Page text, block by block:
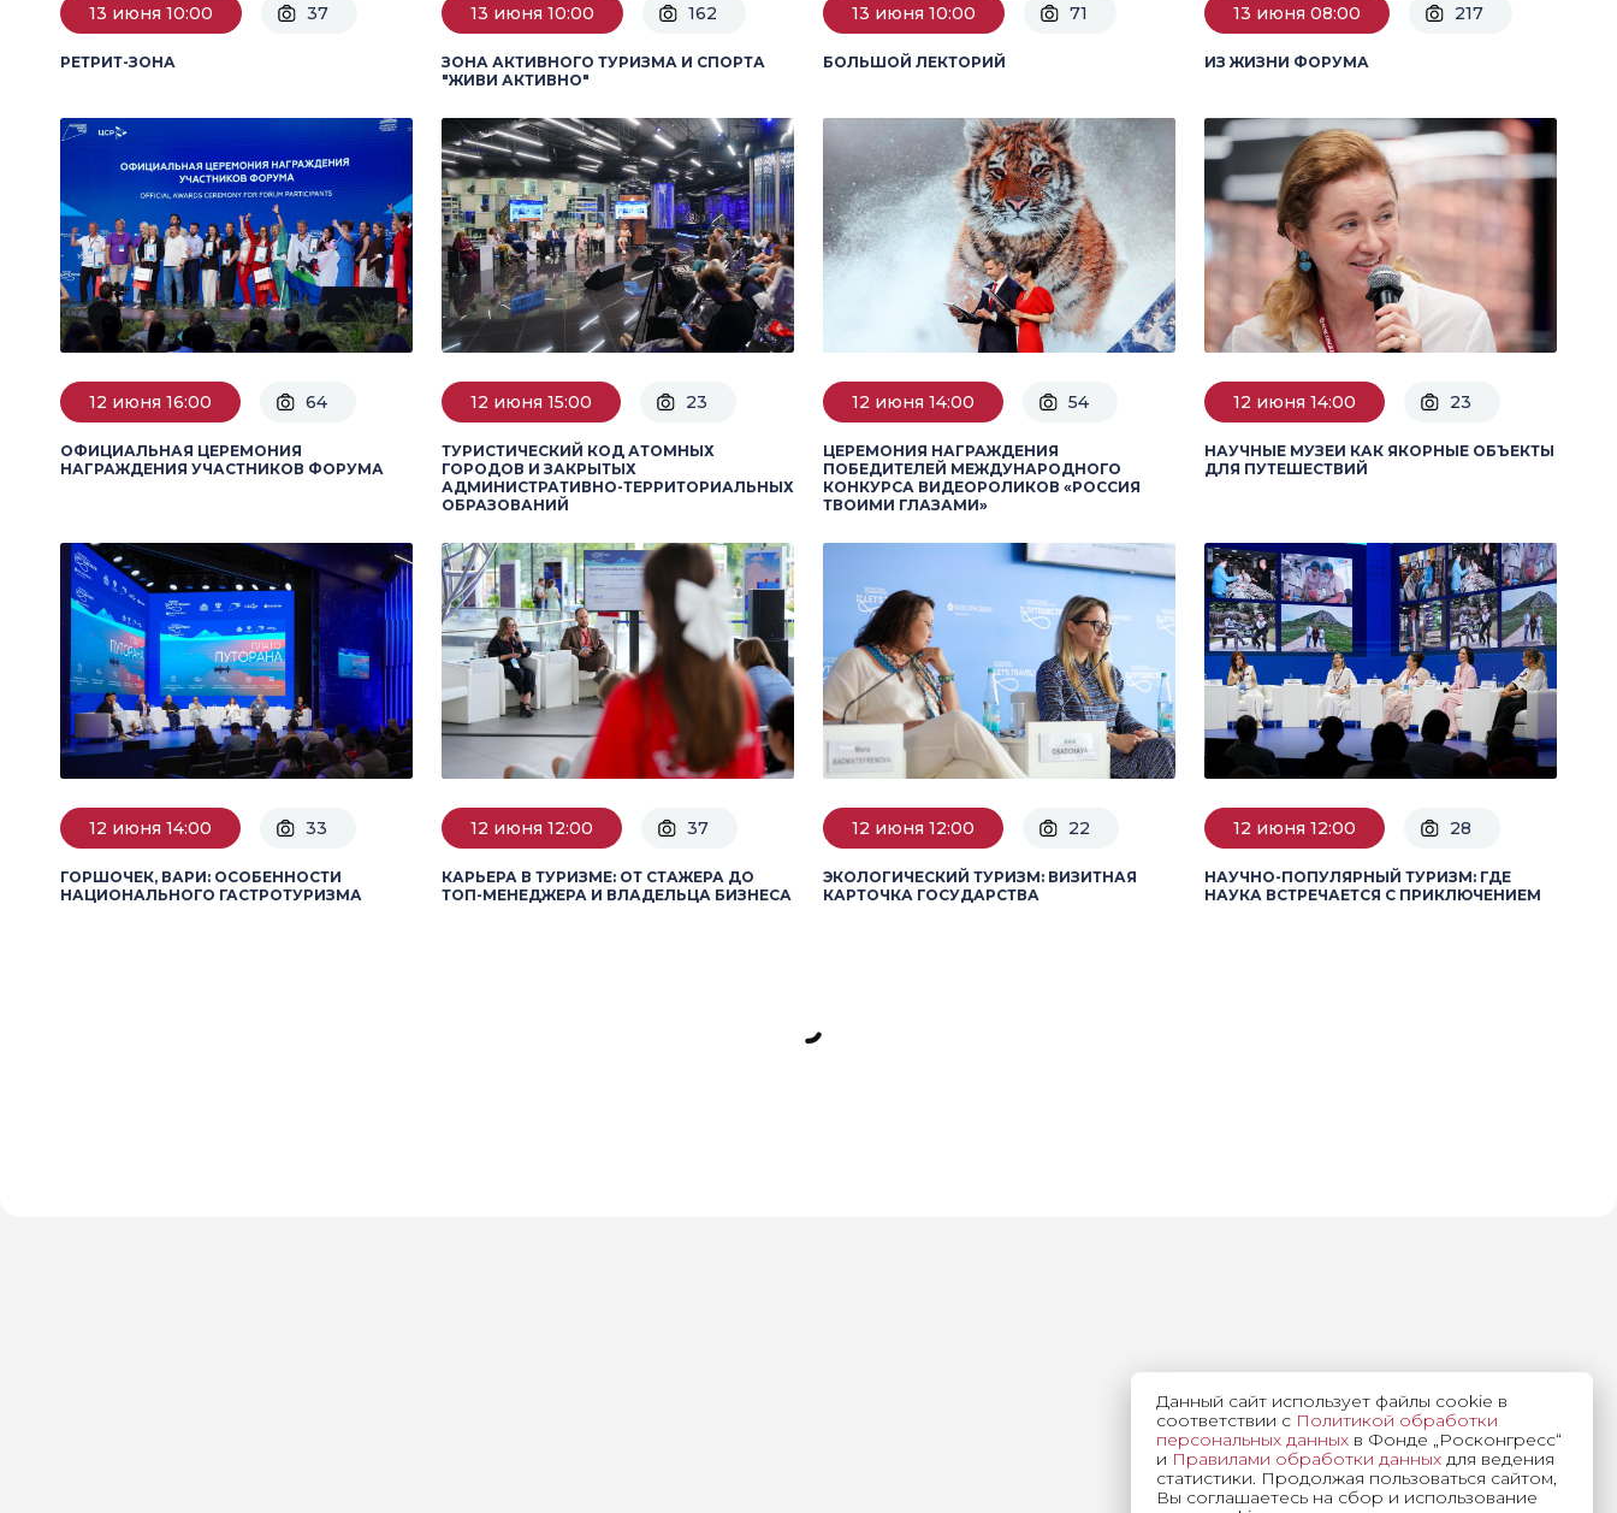
13 июня 10:00 37
РЕТРИТ-ЗОНА
13 июня 10:00 162
ЗОНА АКТИВНОГО ТУРИЗМА И СПОРТА
"ЖИВИ АКТИВНО"
13 июня 10:00 71
БОЛЬШОЙ ЛЕКТОРИЙ
13 июня 08:00 217
ИЗ ЖИЗНИ ФОРУМА
12 июня 16:00 64
ОФИЦИАЛЬНАЯ ЦЕРЕМОНИЯ
НАГРАЖДЕНИЯ УЧАСТНИКОВ ФОРУМА
12 июня 15:00 23
ТУРИСТИЧЕСКИЙ КОД АТОМНЫХ
ГОРОДОВ И ЗАКРЫТЫХ
АДМИНИСТРАТИВНО-ТЕРРИТОРИАЛЬНЫХ
ОБРАЗОВАНИЙ
12 июня 14:00 54
ЦЕРЕМОНИЯ НАГРАЖДЕНИЯ
ПОБЕДИТЕЛЕЙ МЕЖДУНАРОДНОГО
КОНКУРСА ВИДЕОРОЛИКОВ «РОССИЯ
ТВОИМИ ГЛАЗАМИ»
12 июня 14:00 23
НАУЧНЫЕ МУЗЕИ КАК ЯКОРНЫЕ ОБЪЕКТЫ
ДЛЯ ПУТЕШЕСТВИЙ
12 июня 14:00 33
ГОРШОЧЕК, ВАРИ: ОСОБЕННОСТИ
НАЦИОНАЛЬНОГО ГАСТРОТУРИЗМА
12 июня 12:00 37
КАРЬЕРА В ТУРИЗМЕ: ОТ СТАЖЕРА ДО
ТОП-МЕНЕДЖЕРА И ВЛАДЕЛЬЦА БИЗНЕСА
12 июня 12:00 22
ЭКОЛОГИЧЕСКИЙ ТУРИЗМ: ВИЗИТНАЯ
КАРТОЧКА ГОСУДАРСТВА
12 июня 12:00 28
НАУЧНО-ПОПУЛЯРНЫЙ ТУРИЗМ: ГДЕ
НАУКА ВСТРЕЧАЕТСЯ С ПРИКЛЮЧЕНИЕМ
Данный сайт использует файлы cookie в
соответствии с Политикой обработки
персональных данныхв Фонде „Росконгресс“
и Правилами обработки данныхдля ведения
статистики. Продолжая пользоваться сайтом,
Вы соглашаетесь на сбор и использование